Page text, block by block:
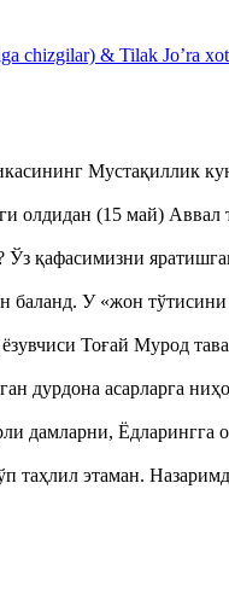
chizgilar) & Tilak Jo’ra
(15 май) Аввал
Ўз қафасимизни
У «жон
ёзувчиси Тоғай Мурод
дурдона асарларга
дамларни,
таҳлил этаман.